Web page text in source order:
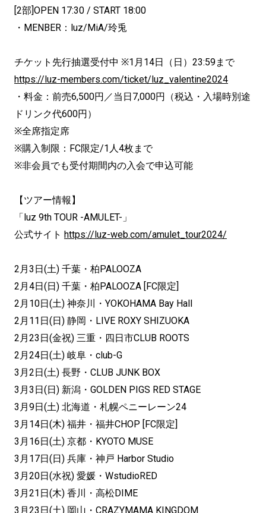
[2部]OPEN 17:30 / START 18:00
・MENBER：luz/MiA/玲兎
チケット先行抽選受付中 ※1月14日（日）23:59まで
https://luz-members.com/ticket/luz_valentine2024
・料金：前売6,500円／当日7,000円（税込・入場時別途
ドリンク代600円）
※全席指定席
※購入制限：FC限定/1人4枚まで
※非会員でも受付期間内の入会で申込可能
【ツアー情報】
「luz 9th TOUR -AMULET-」
公式サイト https://luz-web.com/amulet_tour2024/
2月3日(土) 千葉・柏PALOOZA
2月4日(日) 千葉・柏PALOOZA [FC限定]
2月10日(土) 神奈川・YOKOHAMA Bay Hall
2月11日(日) 静岡・LIVE ROXY SHIZUOKA
2月23日(金祝) 三重・四日市CLUB ROOTS
2月24日(土) 岐阜・club-G
3月2日(土) 長野・CLUB JUNK BOX
3月3日(日) 新潟・GOLDEN PIGS RED STAGE
3月9日(土) 北海道・札幌ペニーレーン24
3月14日(木) 福井・福井CHOP [FC限定]
3月16日(土) 京都・KYOTO MUSE
3月17日(日) 兵庫・神戸 Harbor Studio
3月20日(水祝) 愛媛・WstudioRED
3月21日(木) 香川・高松DIME
3月23日(土) 岡山・CRAZYMAMA KINGDOM